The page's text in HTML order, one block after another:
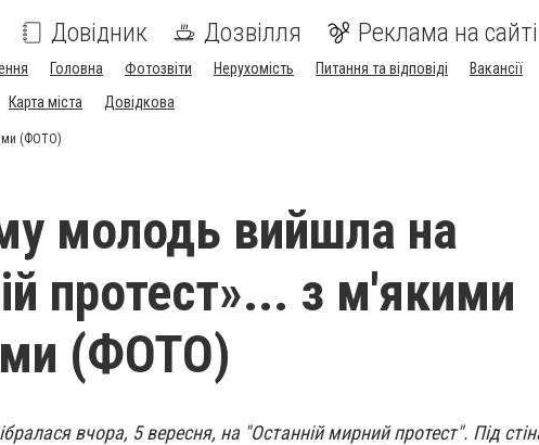
Довідник Дозвілля Реклама на сайті
Головна Фотозвіти Нерухомість Питання та відповіді Вакансії
Карта міста Довідкова
(ФОТО)
молодь вийшла на
протест»... з м'якими
(ФОТО)
вчора, 5 вересня, на "Останній мирний протест". Під